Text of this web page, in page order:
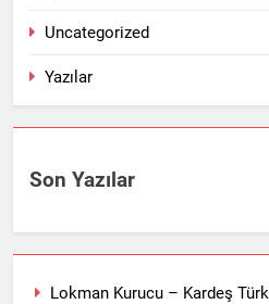
Uncategorized
Yazılar
Son Yazılar
Lokman Kurucu – Kardeş